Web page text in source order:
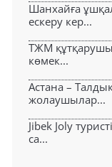
Шанхайға
ескеру кер...
ТЖМ
көмек...
Астана –
жолаушылар...
Jibek Joly
са...